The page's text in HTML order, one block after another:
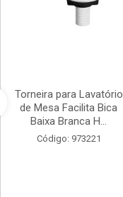
Torneira para Lavatório
de Mesa Facilita Bica
Baixa Branca H...
Código: 973221